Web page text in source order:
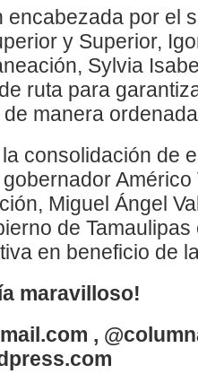
encabezada por el
y Superior,
Sylvia
ruta para
manera
consolidación de
Miguel Ángel
de
en beneficio de
maravilloso!
,